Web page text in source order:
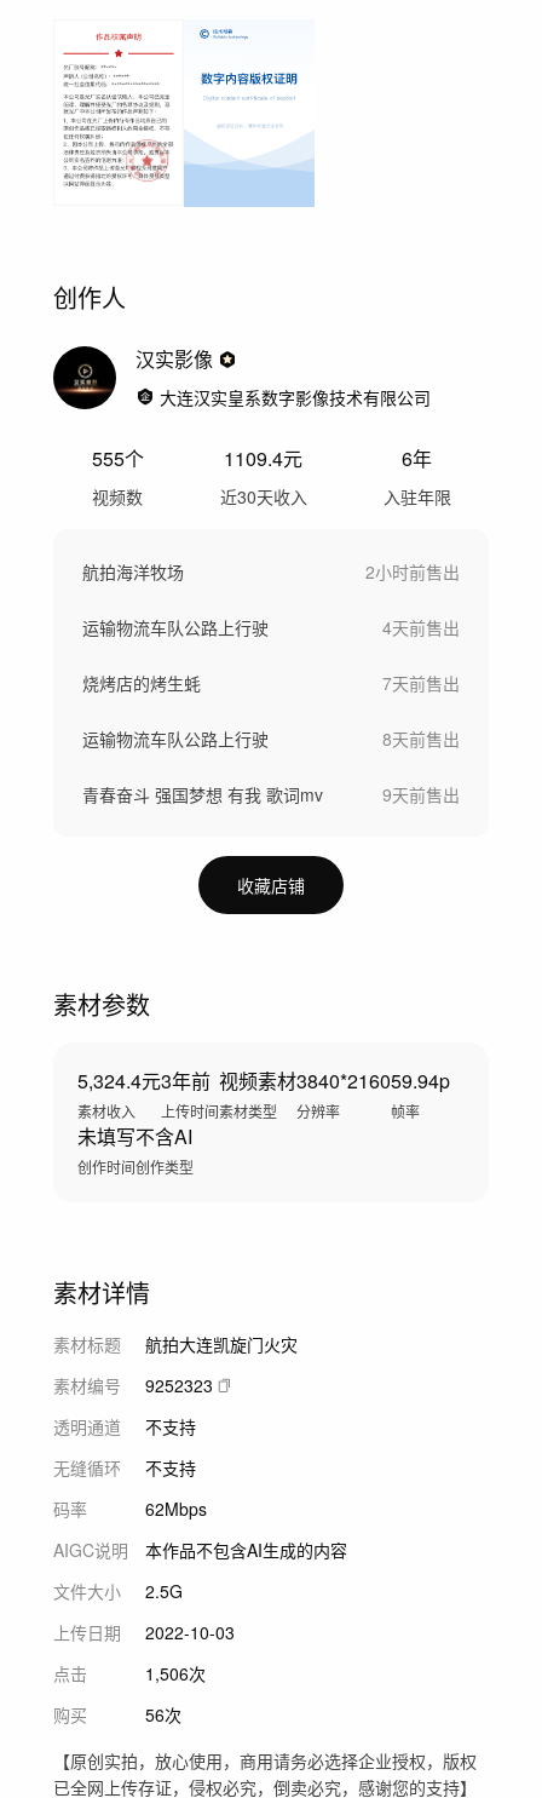
创作人
汉实影像
大连汉实皇系数字影像技术有限公司
555个
视频数
1109.4元
近30天收入
6年
入驻年限
航拍海洋牧场 2小时前售出
运输物流车队公路上行驶 4天前售出
烧烤店的烤生蚝 7天前售出
运输物流车队公路上行驶 8天前售出
青春奋斗 强国梦想 有我 歌词mv 9天前售出
收藏店铺
素材参数
5,324.4元
素材收入
3年前
上传时间
视频素材
素材类型
3840*2160
分辨率
59.94p
帧率
未填写
创作时间
不含AI
创作类型
素材详情
素材标题
航拍大连凯旋门火灾
素材编号
9252323
透明通道
不支持
无缝循环
不支持
码率
62Mbps
AIGC说明
本作品不包含AI生成的内容
文件大小
2.5G
上传日期
2022-10-03
点击
1,506次
购买
56次
【原创实拍，放心使用，商用请务必选择企业授权，版权
已全网上传存证，侵权必究，倒卖必究，感谢您的支持】